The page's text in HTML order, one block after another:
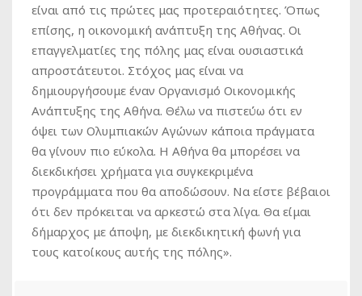
είναι από τις πρώτες μας προτεραιότητες. Όπως
επίσης, η οικονομική ανάπτυξη της Αθήνας. Οι
επαγγελματίες της πόλης μας είναι ουσιαστικά
απροστάτευτοι. Στόχος μας είναι να
δημιουργήσουμε έναν Οργανισμό Οικονομικής
Ανάπτυξης της Αθήνα. Θέλω να πιστεύω ότι εν
όψει των Ολυμπιακών Αγώνων κάποια πράγματα
θα γίνουν πιο εύκολα. Η Αθήνα θα μπορέσει να
διεκδικήσει χρήματα για συγκεκριμένα
προγράμματα που θα αποδώσουν. Να είστε βέβαιοι
ότι δεν πρόκειται να αρκεστώ στα λίγα. Θα είμαι
δήμαρχος με άποψη, με διεκδικητική φωνή για
τους κατοίκους αυτής της πόλης».